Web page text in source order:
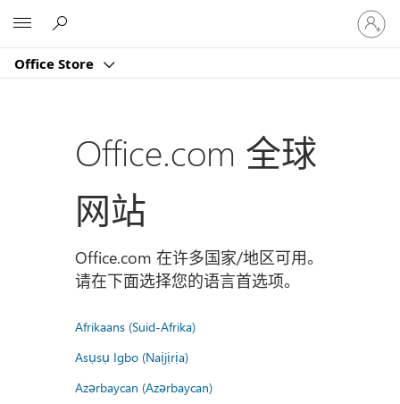
Office Store
请
登
录
Office.com 全球
网站
Office.com 在许多国家/地区可用。
请在下面选择您的语言首选项。
Afrikaans (Suid-Afrika)
Asụsụ Igbo (Naịjịrịa)
Azərbaycan (Azərbaycan)